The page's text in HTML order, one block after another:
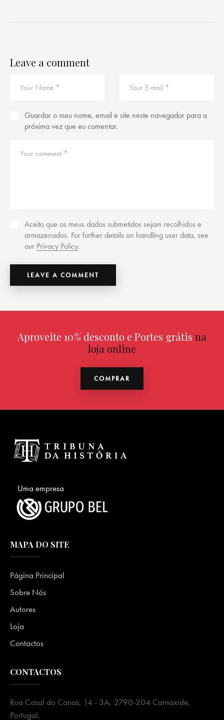
Leave a comment
Guardar o meu nome, email e site neste navegador para a
próxima vez que eu comentar.
Aceito que os meus dados submetidos sejam recolhidos e
armazenados. For further details on handling user data, see
our Privacy Policy.
Aproveite 10%desconto e Portes grátis na
loja online
COMPRAR
Uma empresa
MAPA DO SITE
Página Principal
Sobre Nós
Autores
Loja
Contactos
CONTACTOS
Rua Casal do Canas, 14 - 3A, 2790-204 Carnaxide,
Portugal.